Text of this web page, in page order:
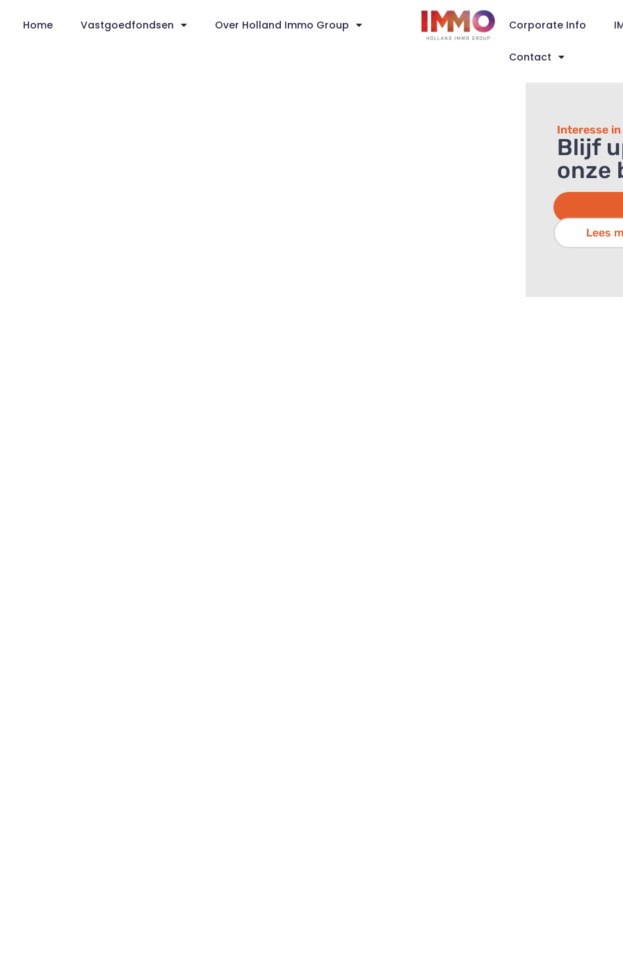
Home Vastgoedfondsen Over Holland Immo Group Corporate Info
Contact
Interesse
Blijf
onze
Lees